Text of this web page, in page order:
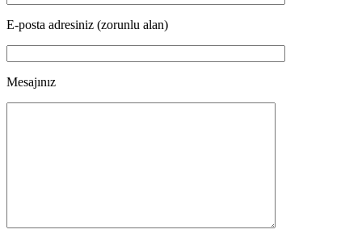
E-posta adresiniz (zorunlu alan)
Mesajınız